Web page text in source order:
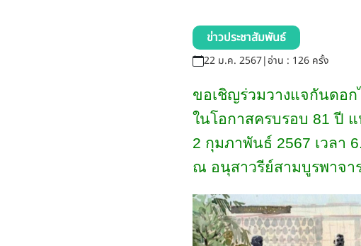
ข่าวประชาสัมพันธ์
22 ม.ค. 2567|อ่าน : 126 ครั้ง
ขอเชิญร่วมวางแจกันดอ
ในโอกาสครบรอบ 81 ปี แ
2 กุมภาพันธ์ 2567 เวลา
ณ อนุสาวรีย์สามบูรพาจา